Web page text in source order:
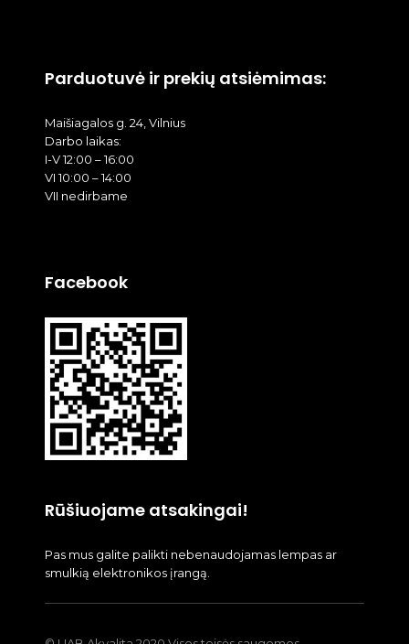
Parduotuvė ir prekių atsiėmimas:
Maišiagalos g. 24, Vilnius
Darbo laikas:
I-V 12:00 – 16:00
VI 10:00 – 14:00
VII nedirbame
Facebook
Rūšiuojame atsakingai!
Pas mus galite palikti nebenaudojamas lempas ar
smulkią elektronikos įrangą.